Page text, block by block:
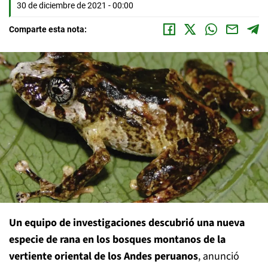
30 de diciembre de 2021 - 00:00
Comparte esta nota:
Un equipo de investigaciones descubrió una nueva
especie de rana en los bosques montanos de la
vertiente oriental de los Andes peruanos, anunció